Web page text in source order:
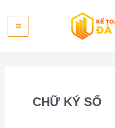
content
Main
Menu
CHỮ KÝ SỐ